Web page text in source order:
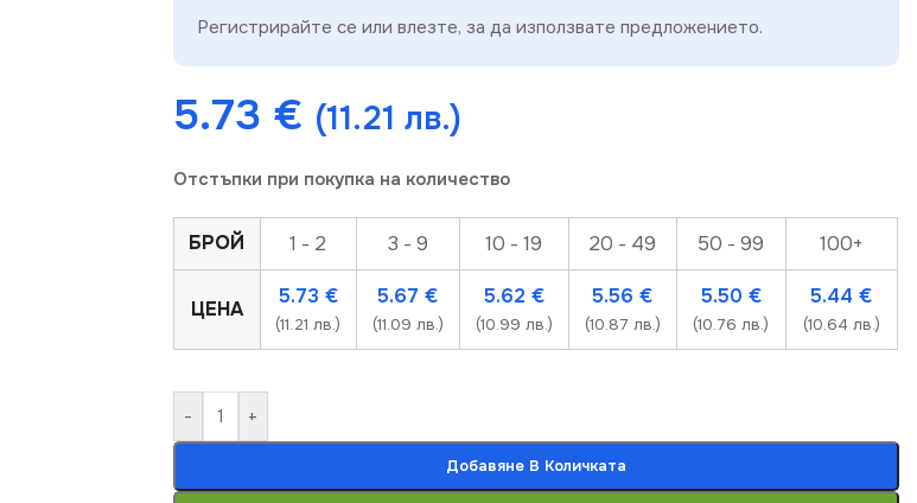
Регистрирайте се или влезте, за да използвате предложението.
5.73 € (11.21 лв.)
Отстъпки при покупка на количество
БРОЙ 1 - 2 3 - 9 10 - 19 20 - 49 50 - 99 100+
ЦЕНА
5.73 €
(11.21 лв.)
5.67€
(11.09 лв.)
5.62 €
(10.99 лв.)
5.56€
(10.87 лв.)
5.50 €
(10.76 лв.)
5.44€
(10.64 лв.)
- +
Добавяне В Количката